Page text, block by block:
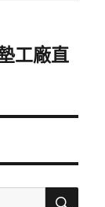
工廠直
搜